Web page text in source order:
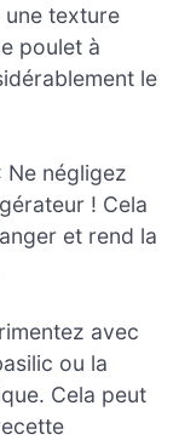
une texture
poulet à
le
Ne négligez
! Cela
et rend la
avec
ou la
Cela peut